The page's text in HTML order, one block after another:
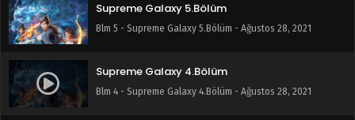
Supreme Galaxy 5.Bölüm
Blm 5 - Supreme Galaxy 5.Bölüm - Ağustos 28, 2021
Supreme Galaxy 4.Bölüm
Blm 4 - Supreme Galaxy 4.Bölüm - Ağustos 28, 2021